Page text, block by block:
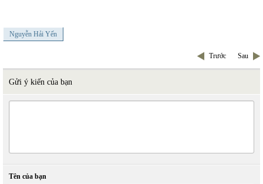
Nguyễn Hải Yến
Trước Sau
Gửi ý kiến của bạn
Tên của bạn